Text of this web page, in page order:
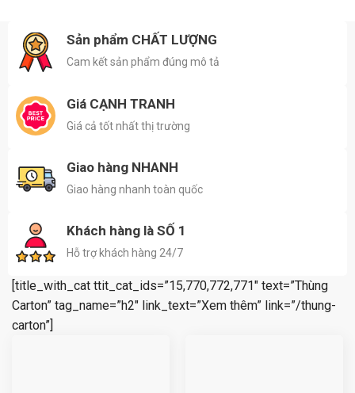
Sản phẩm CHẤT LƯỢNG
Cam kết sản phẩm đúng mô tả
Giá CẠNH TRANH
Giá cả tốt nhất thị trường
Giao hàng NHANH
Giao hàng nhanh toàn quốc
Khách hàng là SỐ 1
Hỗ trợ khách hàng 24/7
[title_with_cat ttit_cat_ids=”15,770,772,771″ text=”Thùng
Carton” tag_name=”h2″ link_text=”Xem thêm” link=”/thung-
carton”]